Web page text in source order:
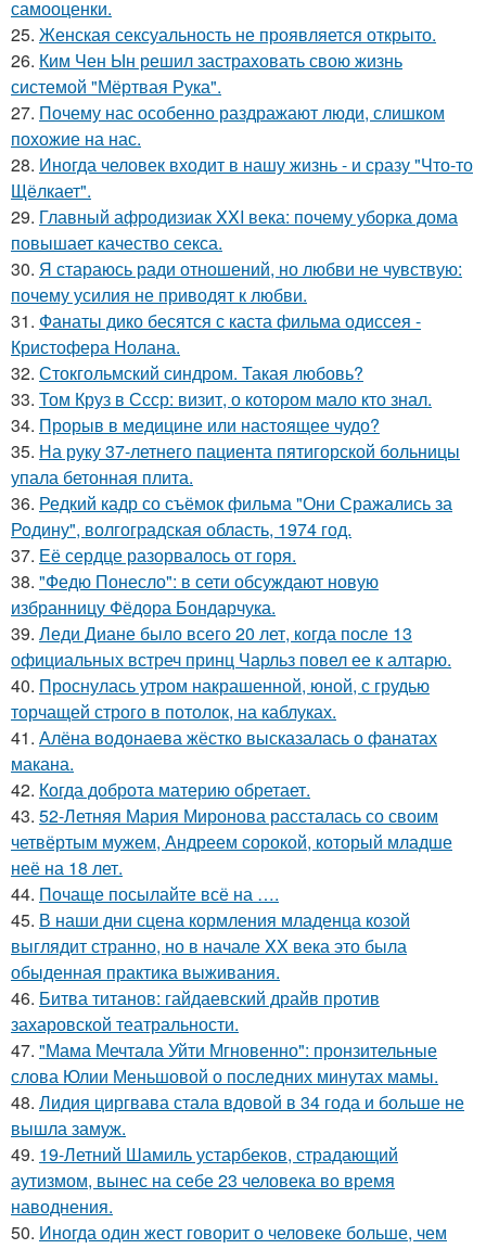
самооценки.
25. Женская сексуальность не проявляется открыто.
26. Ким Чен Ын решил застраховать свою жизнь
системой "Мёртвая Рука".
27. Почему нас особенно раздражают люди, слишком
похожие на нас.
28. Иногда человек входит в нашу жизнь - и сразу "Что-то
Щёлкает".
29. Главный афродизиак XXI века: почему уборка дома
повышает качество секса.
30. Я стараюсь ради отношений, но любви не чувствую:
почему усилия не приводят к любви.
31. Фанаты дико бесятся с каста фильма одиссея -
Кристофера Нолана.
32. Стокгольмский синдром. Такая любовь?
33. Том Круз в Ссср: визит, о котором мало кто знал.
34. Прорыв в медицине или настоящее чудо?
35. На руку 37-летнего пациента пятигорской больницы
упала бетонная плита.
36. Редкий кадр со съёмок фильма "Они Сражались за
Родину", волгоградская область, 1974 год.
37. Её сердце разорвалось от горя.
38. "Федю Понесло": в сети обсуждают новую
избранницу Фёдора Бондарчука.
39. Леди Диане было всего 20 лет, когда после 13
официальных встреч принц Чарльз повел ее к алтарю.
40. Проснулась утром накрашенной, юной, с грудью
торчащей строго в потолок, на каблуках.
41. Алёна водонаева жёстко высказалась о фанатах
макана.
42. Когда доброта материю обретает.
43. 52-Летняя Мария Миронова рассталась со своим
четвёртым мужем, Андреем сорокой, который младше
неё на 18 лет.
44. Почаще посылайте всё на ….
45. В наши дни сцена кормления младенца козой
выглядит странно, но в начале XX века это была
обыденная практика выживания.
46. Битва титанов: гайдаевский драйв против
захаровской театральности.
47. "Мама Мечтала Уйти Мгновенно": пронзительные
слова Юлии Меньшовой о последних минутах мамы.
48. Лидия циргвава стала вдовой в 34 года и больше не
вышла замуж.
49. 19-Летний Шамиль устарбеков, страдающий
аутизмом, вынес на себе 23 человека во время
наводнения.
50. Иногда один жест говорит о человеке больше, чем